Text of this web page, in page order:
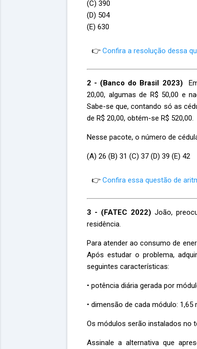
(C) 390
(D) 504
(E) 630
👉 Confira a resolução dessa
2 - (Banco do Brasil 2023)
20,00, algumas de R$ 50,00 e
Sabe-se que, contando só as
de R$ 20,00, obtém-se R$ 520,00.
Nesse pacote, o número de
(A) 26 (B) 31 (C) 37 (D) 39 (E) 42
👉 Confira essa questão de
3 - (FATEC 2022) João,
residência.
Para atender ao consumo de
Após estudar o problema,
seguintes características:
• potência diária gerada por
• dimensão de cada módulo:
Os módulos serão instalados no
Assinale a alternativa que